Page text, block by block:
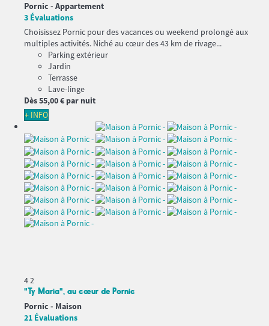
Pornic - Appartement
3 Évaluations
Choisissez Pornic pour des vacances ou weekend prolongé aux
multiples activités. Niché au cœur des 43 km de rivage...
Parking extérieur
Jardin
Terrasse
Lave-linge
Dès55,00 € par nuit
+ INFO
42
"Ty Maria", au cœur de Pornic
Pornic - Maison
21 Évaluations